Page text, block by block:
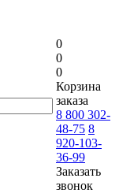
0
0
0
Корзина
заказа
8 800 302-
48-75 8
920-103-
36-99
Заказать
звонок